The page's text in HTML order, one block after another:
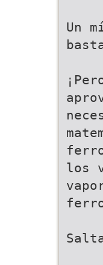
Un
los